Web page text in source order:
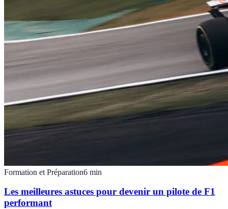
Formation et Préparation6 min
Les meilleures astuces pour devenir un pilote de F1
performant